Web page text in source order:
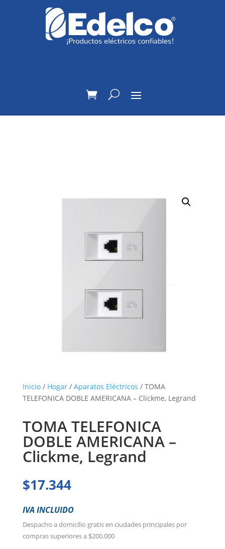
Inicio/ Hogar/ Aparatos Eléctricos / TOMA
TELEFONICA DOBLE AMERICANA – Clickme, Legrand
TOMA TELEFONICA
DOBLE AMERICANA –
Clickme, Legrand
$17.344
IVA INCLUIDO
Despacho a domicilio gratis en ciudades principales por
compras superiores a $200.000